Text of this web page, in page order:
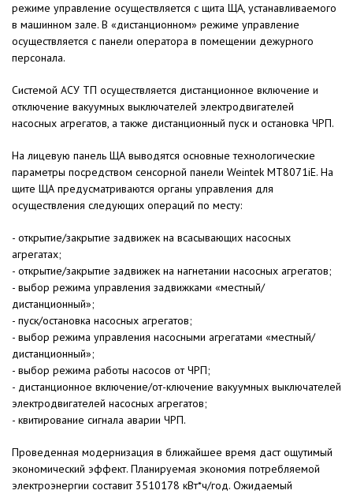
режиме управление осуществляется с щита ЩА, устанавливаемого
в машинном зале. В «дистанционном» режиме управление
осуществляется с панели оператора в помещении дежурного
персонала.
Системой АСУ ТП осуществляется дистанционное включение и
отключение вакуумных выключателей электродвигателей
насосных агрегатов, а также дистанционный пуск и остановка ЧРП.
На лицевую панель ЩА выводятся основные технологические
параметры посредством сенсорной панели Weintek MT8071iE. На
щите ЩА предусматриваются органы управления для
осуществления следующих операций по месту:
- открытие/закрытие задвижек на всасывающих насосных
агрегатах;
- открытие/закрытие задвижек на нагнетании насосных агрегатов;
- выбор режима управления задвижками «местный/
дистанционный»;
- пуск/остановка насосных агрегатов;
- выбор режима управления насосными агрегатами «местный/
дистанционный»;
- выбор режима работы насосов от ЧРП;
- дистанционное включение/от-ключение вакуумных выключателей
электродвигателей насосных агрегатов;
- квитирование сигнала аварии ЧРП.
Проведенная модернизация в ближайшее время даст ощутимый
экономический эффект. Планируемая экономия потребляемой
электроэнергии составит 3510178 кВт*ч/год. Ожидаемый